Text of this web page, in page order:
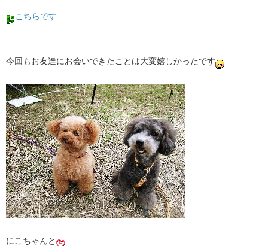
こちらです
今回もお友達にお会いできたことは大変嬉しかったです
にこちゃんと